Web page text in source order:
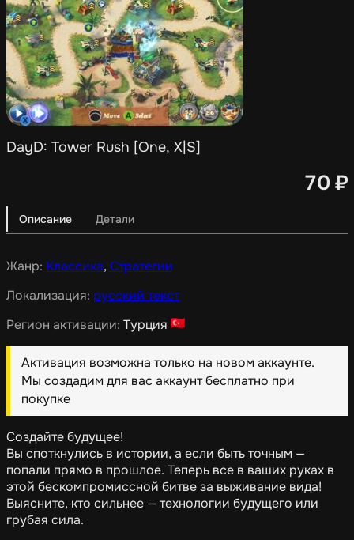
DayD: Tower Rush [One, X|S]
70 ₽
Описание Детали
Жанр: Классика, Стратегии
Локализация: русский текст
Регион активации: Турция
Активация возможна только на новом аккаунте.
Мы создадим для вас аккаунт бесплатно при
покупке
Создайте будущее!
Вы споткнулись в истории, а если быть точным —
попали прямо в прошлое. Теперь все в ваших руках в
этой бескомпромиссной битве за выживание вида!
Выясните, кто сильнее — технологии будущего или
грубая сила.